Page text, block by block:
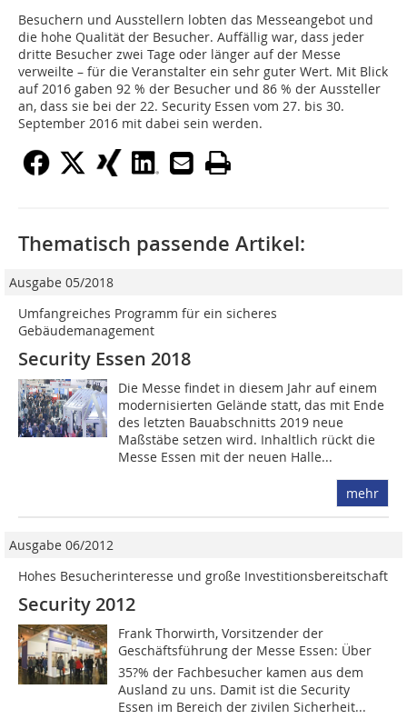
Besuchern und Ausstellern lobten das Messeangebot und
die hohe Qualität der Besucher. Auffällig war, dass jeder
dritte Besucher zwei Tage oder länger auf der Messe
verweilte – für die Veranstalter ein sehr guter Wert. Mit Blick
auf 2016 gaben 92 % der Besucher und 86 % der Aussteller
an, dass sie bei der 22. Security Essen vom 27. bis 30.
September 2016 mit dabei sein werden.
Thematisch passende Artikel:
Ausgabe 05/2018
Umfangreiches Programm für ein sicheres
Gebäudemanagement
Security Essen 2018
Die Messe findet in diesem Jahr auf einem
modernisierten Gelände statt, das mit Ende
des letzten Bauabschnitts 2019 neue
Maßstäbe setzen wird. Inhaltlich rückt die
Messe Essen mit der neuen Halle...
mehr
Ausgabe 06/2012
Hohes Besucherinteresse und große Investitionsbereitschaft
Security 2012
Frank Thorwirth, Vorsitzender der
Geschäftsführung der Messe Essen: Über
35?% der Fachbesucher kamen aus dem
Ausland zu uns. Damit ist die Security
Essen im Bereich der zivilen Sicherheit...